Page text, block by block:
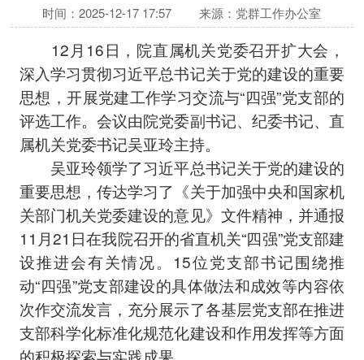
时间：2025-12-17 17:57 来源：党群工作办公室
12月16日，院直属机关党委召开扩大会，
深入学习贯彻习近平总书记关于党的建设的重要
思想，开展党建工作学习交流与“四强”党支部的
评选工作。会议由院党委副书记、纪委书记、直
属机关党委书记吴亚玲主持。
吴亚玲领学了习近平总书记关于党的建设的
重要思想，传达学习了《关于加强中央和国家机
关部门机关党委建设的意见》文件精神，并通报
11月21日在我院召开的省直机关“四强”党支部建
设推进会有关情况。15位党支部书记围绕推
动“四强”党支部建设的具体做法和成效等内容依
次作交流发言，充分展示了各基层党支部在推进
支部科学化标准化规范化建设和作用发挥等方面